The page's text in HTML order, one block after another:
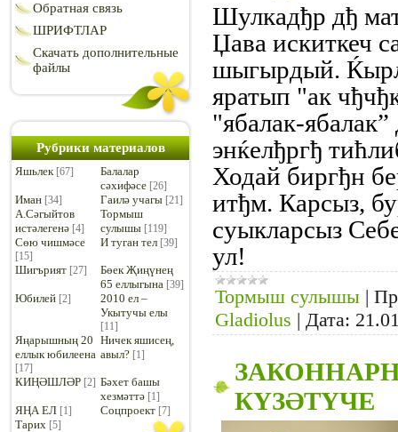
Обратная связь
ШРИФТЛАР
Скачать дополнительные
файлы
Рубрики материалов
Яшьлек [67]
Балалар
сәхифәсе [26]
Иман [34] Гаилә учагы [21]
А.Сәгыйтов
истәлегенә [4]
Тормыш
сулышы [119]
Сөю чишмәсе
[15]
И туган тел [39]
Шигърият [27]
Бөек Җиңүнең
65 еллыгына [39]
Юбилей [2]
2010 ел –
Укытучы елы
[11]
Яңарышның 20
еллык юбилеена
[17]
Ничек яшисең,
авыл? [1]
КИҢӘШЛӘР [2] Бәхет башы
хезмәттә [1]
ЯҢА ЕЛ [1] Соцпроект [7]
Тарих [5]
Шулкадђр дђ
Џава искиткеч
шыгырдый.
яратып "ак
"ябалак-
энќелђргђ
Ходай биргђн
итђм. Карсыз,
суыкларсыз
ул!
Тормыш сулышы |
Gladiolus | Дата:
КҮЗӘТҮЧЕ